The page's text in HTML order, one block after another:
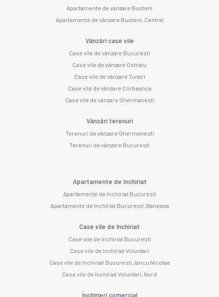
Apartamente de vânzare Busteni
Apartamente de vânzare Busteni, Central
Vânzări case vile
Case vile de vânzare Bucuresti
Case vile de vânzare Ostratu
Case vile de vânzare Tunari
Case vile de vânzare Corbeanca
Case vile de vânzare Ghermanesti
Vânzări terenuri
Terenuri de vânzare Ghermanesti
Terenuri de vânzare Bucuresti
Apartamente de închiriat
Apartamente de închiriat Bucuresti
Apartamente de închiriat Bucuresti, Baneasa
Case vile de închiriat
Case vile de închiriat Bucuresti
Case vile de închiriat Voluntari
Case vile de închiriat Bucuresti, Iancu Nicolae
Case vile de închiriat Voluntari, Nord
Închirieri comercial